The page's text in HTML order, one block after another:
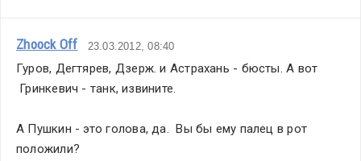
Zhoock Off 23.03.2012, 08:40
Гуров, Дегтярев, Дзерж. и Астрахань - бюсты. А вот
Гринкевич - танк, извините.
А Пушкин - это голова, да.  Вы бы ему палец в рот
положили?